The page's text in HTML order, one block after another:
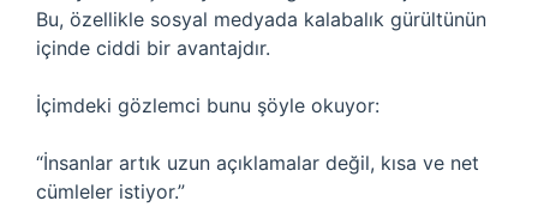
Bu, özellikle sosyal medyada kalabalık gürültünün
içinde ciddi bir avantajdır.
İçimdeki gözlemci bunu şöyle okuyor:
“İnsanlar artık uzun açıklamalar değil, kısa ve net
cümleler istiyor.”